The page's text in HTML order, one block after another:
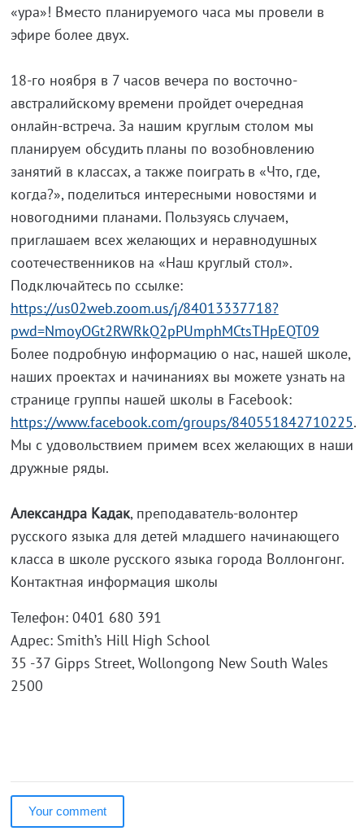
«ура»! Вместо планируемого часа мы провели в
эфире более двух.
18-го ноября в 7 часов вечера по восточно-
австралийскому времени пройдет очередная
онлайн-встреча. За нашим круглым столом мы
планируем обсудить планы по возобновлению
занятий в классах, а также поиграть в «Что, где,
когда?», поделиться интересными новостями и
новогодними планами. Пользуясь случаем,
приглашаем всех желающих и неравнодушных
соотечественников на «Наш круглый стол».
Подключайтесь по ссылке:
https://us02web.zoom.us/j/84013337718?
pwd=NmoyOGt2RWRkQ2pPUmphMCtsTHpEQT09
Более подробную информацию о нас, нашей школе,
наших проектах и начинаниях вы можете узнать на
странице группы нашей школы в Facebook:
https://www.facebook.com/groups/840551842710225.
Мы с удовольствием примем всех желающих в наши
дружные ряды.
Александра Кадак, преподаватель-волонтер
русского языка для детей младшего начинающего
класса в школе русского языка города Воллонгонг.
Контактная информация школы
Телефон: 0401 680 391
Адрес: Smith’s Hill High School
35 -37 Gipps Street, Wollongong New South Wales
2500
Your comment